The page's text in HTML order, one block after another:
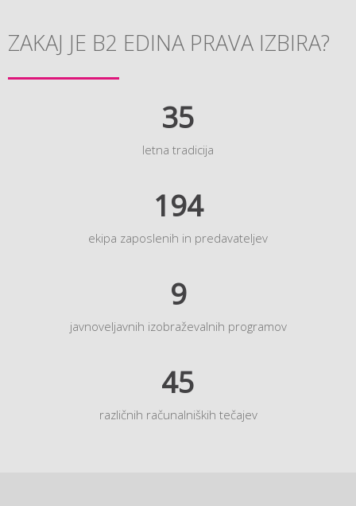
ZAKAJ JE B2 EDINA PRAVA IZBIRA?
35
letna tradicija
194
ekipa zaposlenih in predavateljev
9
javnoveljavnih izobraževalnih programov
45
različnih računalniških tečajev